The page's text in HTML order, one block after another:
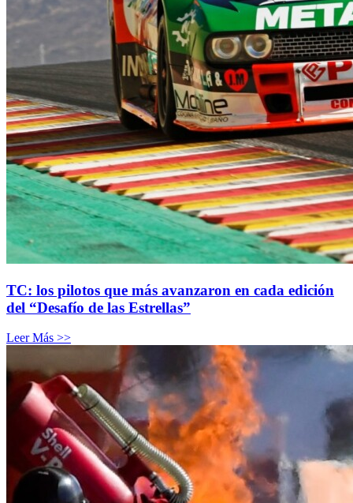
TC: los pilotos que más avanzaron en cada edición
del “Desafío de las Estrellas”
Leer Más >>